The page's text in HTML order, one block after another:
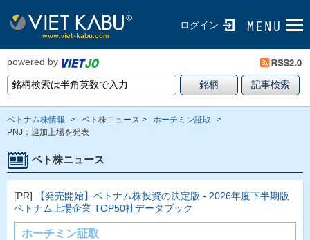
ログイン
powered by
ベトナム株情報 > ベト株ニュース > ホーチミン証取
>
PNJ：追加上場を発表
ベト株ニュース
[PR]
【発売開始】ベトナム株投資の決定版 - 2026年度下半期版
ベトナム上場企業 TOP50社データブック
ホーチミン証取